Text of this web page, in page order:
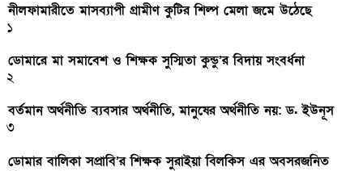
নীলফামারীতে মাসব্যাপী গ্রামীণ কুটির শিল্প মেলা জমে উঠেছে
১
ডোমারে মা সমাবেশ ও শিক্ষক সুস্মিতা কুন্ডু’র বিদায় সংবর্ধনা
২
বর্তমান অর্থনীতি ব্যবসার অর্থনীতি, মানুষের অর্থনীতি নয়: ড. ইউনূস
৩
ডোমার বালিকা সপ্রাবি’র শিক্ষক সুরাইয়া বিলকিস এর অবসরজনিত